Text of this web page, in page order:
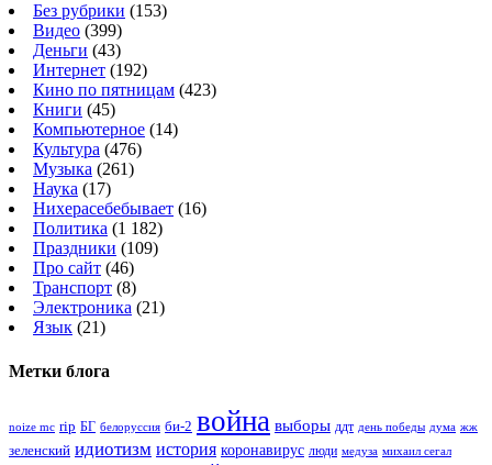
Без рубрики (153)
Видео (399)
Деньги (43)
Интернет (192)
Кино по пятницам (423)
Книги (45)
Компьютерное (14)
Культура (476)
Музыка (261)
Наука (17)
Нихерасебебывает (16)
Политика (1 182)
Праздники (109)
Про сайт (46)
Транспорт (8)
Электроника (21)
Язык (21)
Метки блога
noize mc rip БГ белоруссия би-2 война выборы ддт день победы дума жж
зеленский идиотизм история коронавирус люди медуза михаил сегал